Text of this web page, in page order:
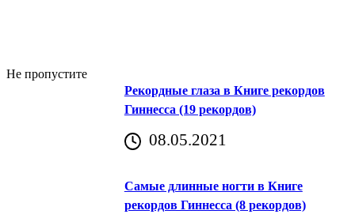
Не пропустите
Рекордные глаза в Книге рекордов
Гиннесса (19 рекордов)
08.05.2021
Самые длинные ногти в Книге
рекордов Гиннесса (8 рекордов)